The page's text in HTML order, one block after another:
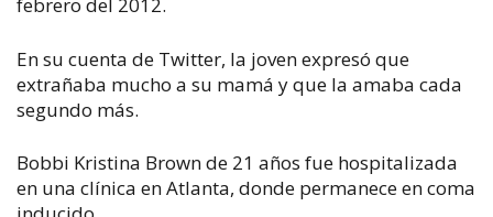
En su cuenta de Twitter, la joven expresó que
extrañaba mucho a su mamá y que la amaba cada
segundo más.
Bobbi Kristina Brown de 21 años fue hospitalizada
en una clínica en Atlanta, donde permanece en coma